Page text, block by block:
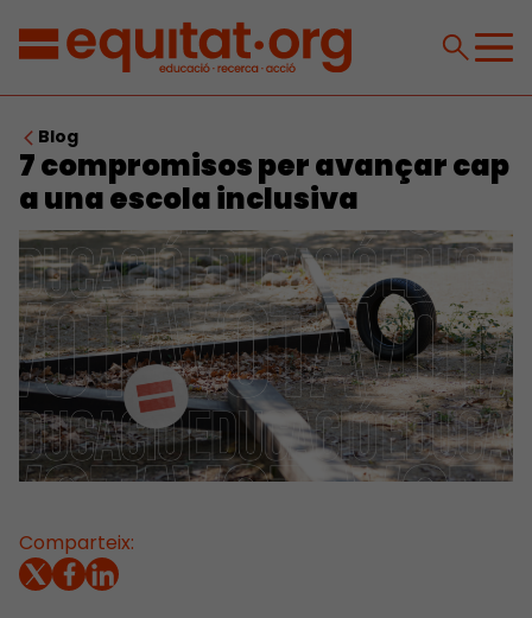
Blog
7 compromisos per avançar cap
a una escola inclusiva
Comparteix: